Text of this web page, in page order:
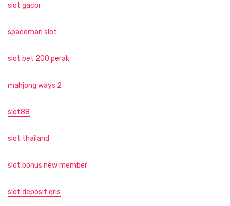
slot gacor
spaceman slot
slot bet 200 perak
mahjong ways 2
slot88
slot thailand
slot bonus new member
slot deposit qris